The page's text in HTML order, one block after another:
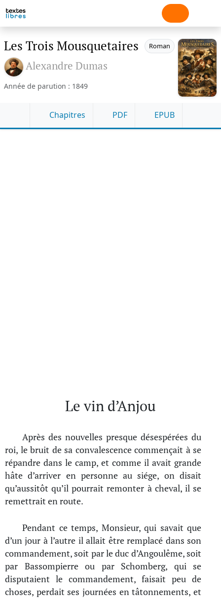
Les Trois Mousquetaires Roman
Alexandre Dumas
Année de parution : 1849
Chapitres PDF EPUB
Le vin d’Anjou
Après des nouvelles presque désespérées du
roi, le bruit de sa convalescence commençait à se
répandre dans le camp, et comme il avait grande
hâte d’arriver en personne au siége, on disait
qu’aussitôt qu’il pourrait remonter à cheval, il se
remettrait en route.
Pendant ce temps, Monsieur, qui savait que
d’un jour à l’autre il allait être remplacé dans son
commandement, soit par le duc d’Angoulême, soit
par Bassompierre ou par Schomberg, qui se
disputaient le commandement, faisait peu de
choses, perdait ses journées en tâtonnements, et